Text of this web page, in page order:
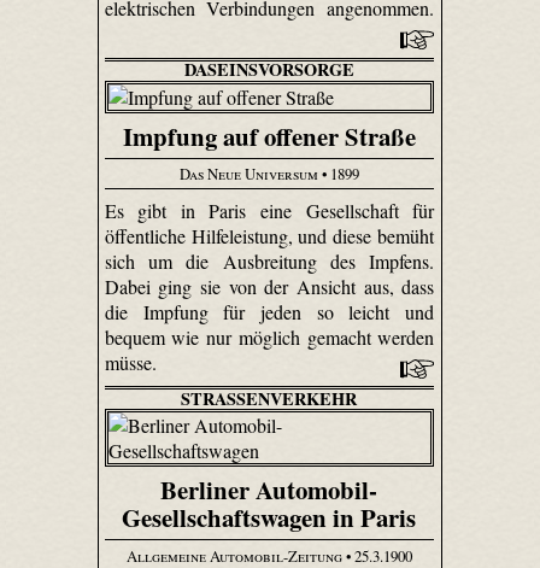
elektrischen Verbindungen angenommen.
DASEINSVORSORGE
Impfung auf offener Straße
Das Neue Universum • 1899
Es gibt in Paris eine Gesellschaft für
öffentliche Hilfeleistung, und diese bemüht
sich um die Ausbreitung des Impfens.
Dabei ging sie von der Ansicht aus, dass
die Impfung für jeden so leicht und
bequem wie nur möglich gemacht werden
müsse.
STRASSENVERKEHR
Berliner Automobil-
Gesellschaftswagen in Paris
Allgemeine Automobil-Zeitung• 25.3.1900